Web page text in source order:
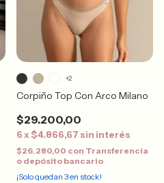
Corpiño Top Con Arco Milano
$29.200,00
6 x$4.866,67 sin interés
$26.280,00 con Transferencia
o depósito bancario
¡Solo quedan 3en stock!
+2